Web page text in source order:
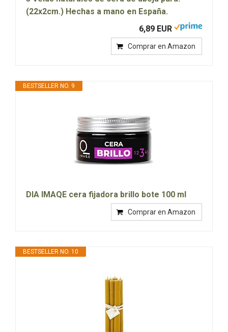
(22x2cm.) Hechas a mano en España.
6,89 EUR
Comprar en Amazon
BESTSELLER NO. 9
DIA IMAQE cera fijadora brillo bote 100 ml
Comprar en Amazon
BESTSELLER NO. 10